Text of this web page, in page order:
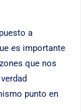
a
es importante
que nos
punto en